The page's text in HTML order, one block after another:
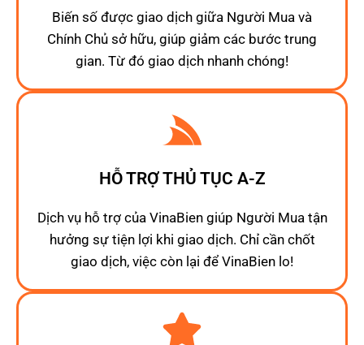
Biến số được giao dịch giữa Người Mua và
Chính Chủ sở hữu, giúp giảm các bước trung
gian. Từ đó giao dịch nhanh chóng!
HỖ TRỢ THỦ TỤC A-Z
Dịch vụ hỗ trợ của VinaBien giúp Người Mua tận
hưởng sự tiện lợi khi giao dịch. Chỉ cần chốt
giao dịch, việc còn lại để VinaBien lo!